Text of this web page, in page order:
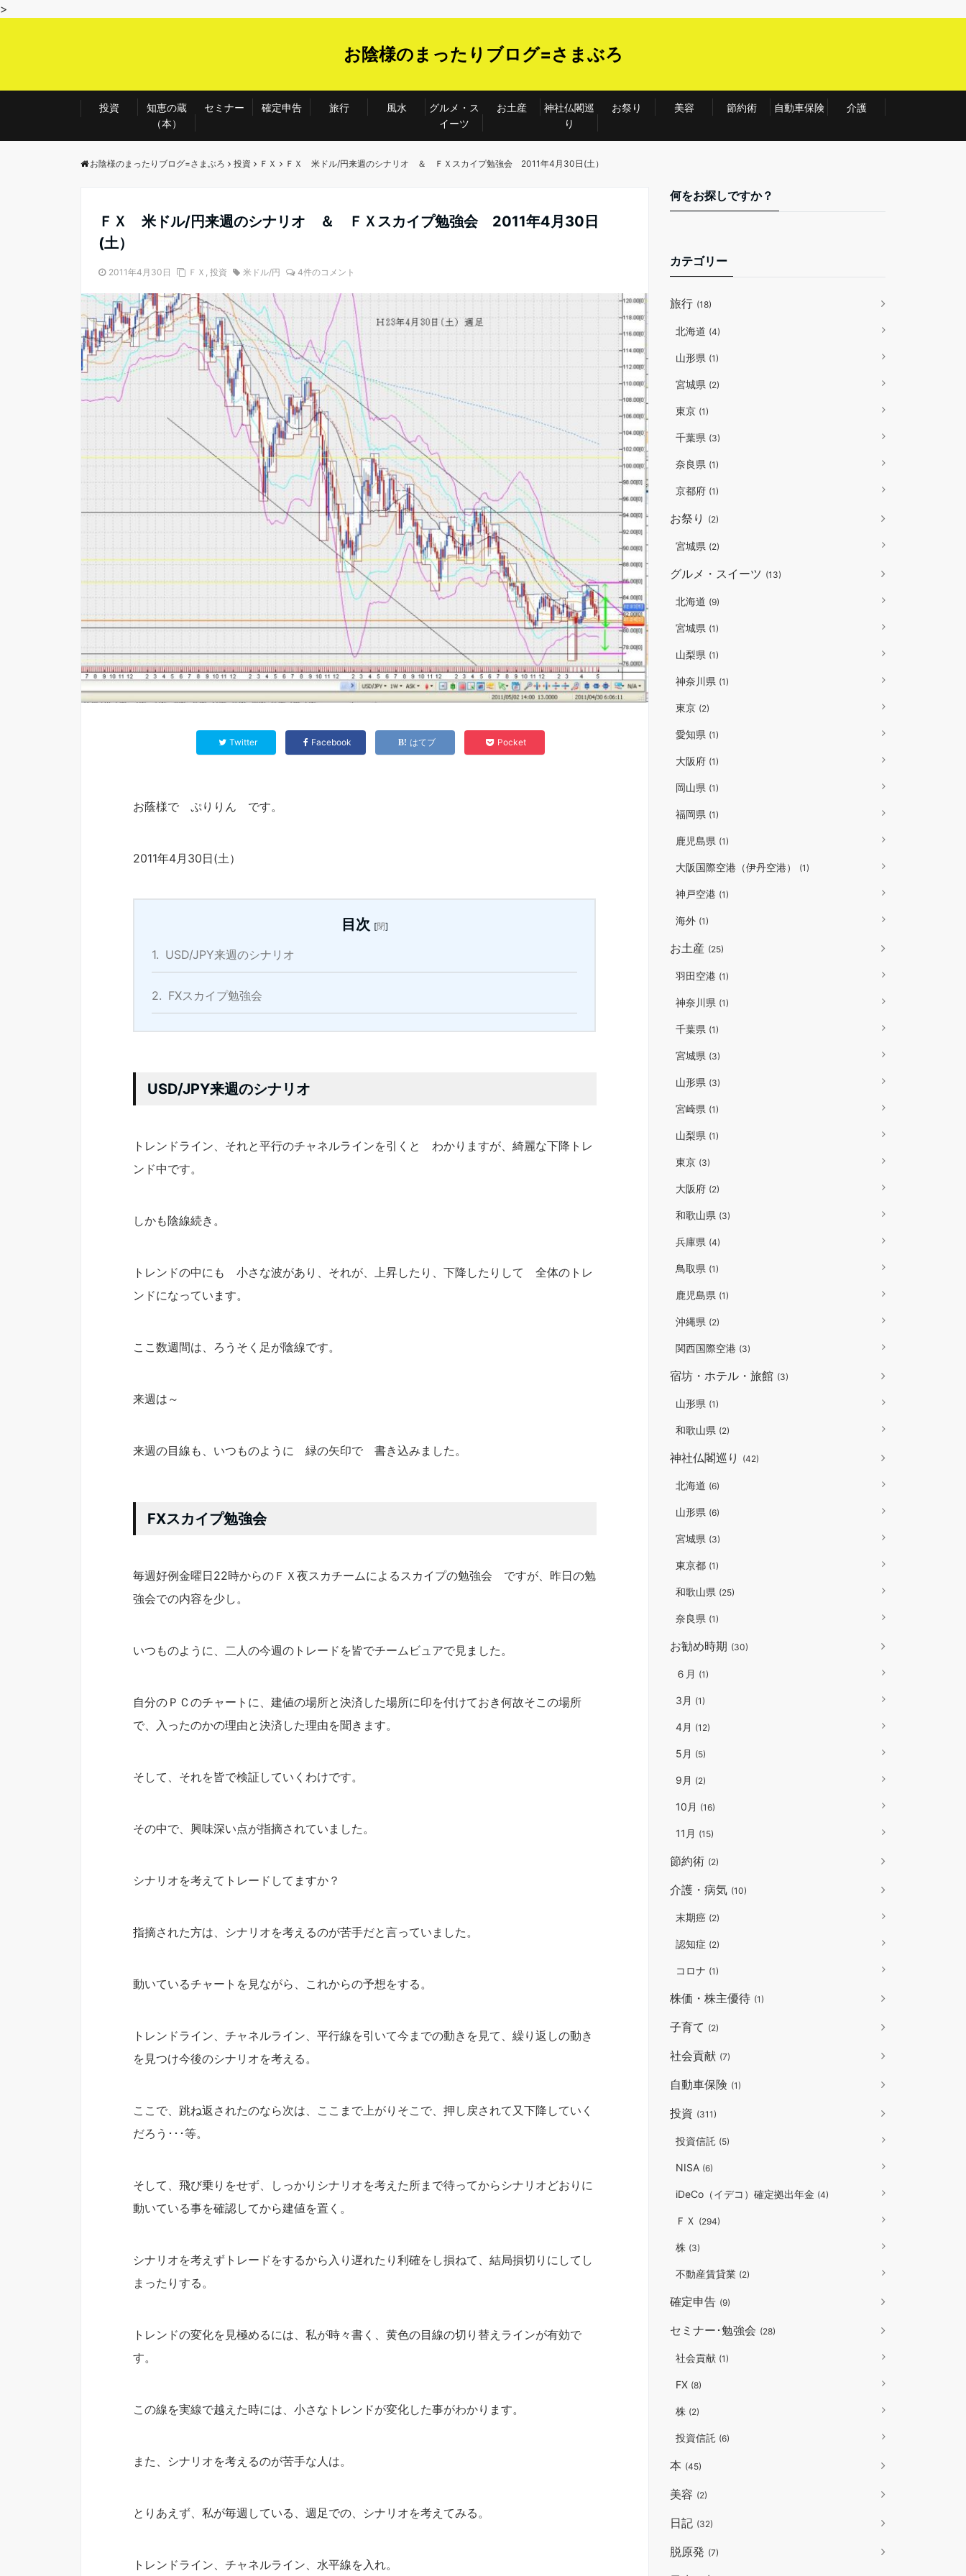
>
お陰様のまったりブログ=さまぶろ
投資
知恵の蔵
（本）
セミナー 確定申告 旅行 風水
グルメ・ス
イーツ
お土産
神社仏閣巡
り
お祭り 美容 節約術 自動車保険 介護
お陰様のまったりブログ=さまぶろ 投資 ＦＸ ＦＸ 米ドル/円来週のシナリオ ＆ ＦＸスカイプ勉強会 2011年4月30日(土）
ＦＸ 米ドル/円来週のシナリオ ＆ ＦＸスカイプ勉強会 2011年4月30日
(土）
2011年4月30日 ＦＸ , 投資 米ドル/円 4件のコメント
Twitter Facebook はてブ Pocket
お蔭様で ぷりりん です。
2011年4月30日(土）
目次 [閉]
1. USD/JPY来週のシナリオ
2. FXスカイプ勉強会
USD/JPY来週のシナリオ
トレンドライン、それと平行のチャネルラインを引くと わかりますが、綺麗な下降トレ
ンド中です。
しかも陰線続き。
トレンドの中にも 小さな波があり、それが、上昇したり、下降したりして 全体のトレ
ンドになっています。
ここ数週間は、ろうそく足が陰線です。
来週は～
来週の目線も、いつものように 緑の矢印で 書き込みました。
FXスカイプ勉強会
毎週好例金曜日22時からのＦＸ夜スカチームによるスカイプの勉強会 ですが、昨日の勉
強会での内容を少し。
いつものように、二人の今週のトレードを皆でチームビュアで見ました。
自分のＰＣのチャートに、建値の場所と決済した場所に印を付けておき何故そこの場所
で、入ったのかの理由と決済した理由を聞きます。
そして、それを皆で検証していくわけです。
その中で、興味深い点が指摘されていました。
シナリオを考えてトレードしてますか？
指摘された方は、シナリオを考えるのが苦手だと言っていました。
動いているチャートを見ながら、これからの予想をする。
トレンドライン、チャネルライン、平行線を引いて今までの動きを見て、繰り返しの動き
を見つけ今後のシナリオを考える。
ここで、跳ね返されたのなら次は、ここまで上がりそこで、押し戻されて又下降していく
だろう･･･等。
そして、飛び乗りをせず、しっかりシナリオを考えた所まで待ってからシナリオどおりに
動いている事を確認してから建値を置く。
シナリオを考えずトレードをするから入り遅れたり利確をし損ねて、結局損切りにしてし
まったりする。
トレンドの変化を見極めるには、私が時々書く、黄色の目線の切り替えラインが有効で
す。
この線を実線で越えた時には、小さなトレンドが変化した事がわかります。
また、シナリオを考えるのが苦手な人は。
とりあえず、私が毎週している、週足での、シナリオを考えてみる。
トレンドライン、チャネルライン、水平線を入れ。
何をお探しですか？
カテゴリー
旅行 (18)
北海道 (4)
山形県 (1)
宮城県 (2)
東京 (1)
千葉県 (3)
奈良県 (1)
京都府 (1)
お祭り (2)
宮城県 (2)
グルメ・スイーツ (13)
北海道 (9)
宮城県 (1)
山梨県 (1)
神奈川県 (1)
東京 (2)
愛知県 (1)
大阪府 (1)
岡山県 (1)
福岡県 (1)
鹿児島県 (1)
大阪国際空港（伊丹空港） (1)
神戸空港 (1)
海外 (1)
お土産 (25)
羽田空港 (1)
神奈川県 (1)
千葉県 (1)
宮城県 (3)
山形県 (3)
宮崎県 (1)
山梨県 (1)
東京 (3)
大阪府 (2)
和歌山県 (3)
兵庫県 (4)
鳥取県 (1)
鹿児島県 (1)
沖縄県 (2)
関西国際空港 (3)
宿坊・ホテル・旅館 (3)
山形県 (1)
和歌山県 (2)
神社仏閣巡り (42)
北海道 (6)
山形県 (6)
宮城県 (3)
東京都 (1)
和歌山県 (25)
奈良県 (1)
お勧め時期 (30)
６月 (1)
3月 (1)
4月 (12)
5月 (5)
9月 (2)
10月 (16)
11月 (15)
節約術 (2)
介護・病気 (10)
末期癌 (2)
認知症 (2)
コロナ (1)
株価・株主優待 (1)
子育て (2)
社会貢献 (7)
自動車保険 (1)
投資 (311)
投資信託 (5)
NISA (6)
iDeCo（イデコ）確定拠出年金 (4)
ＦＸ (294)
株 (3)
不動産賃貸業 (2)
確定申告 (9)
セミナー･勉強会 (28)
社会貢献 (1)
FX (8)
株 (2)
投資信託 (6)
本 (45)
美容 (2)
日記 (32)
脱原発 (7)